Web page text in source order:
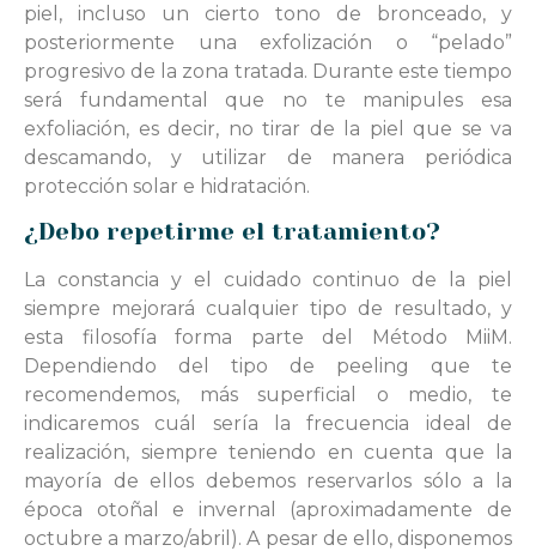
piel, incluso un cierto tono de bronceado, y
posteriormente una exfolización o “pelado”
progresivo de la zona tratada. Durante este tiempo
será fundamental que no te manipules esa
exfoliación, es decir, no tirar de la piel que se va
descamando, y utilizar de manera periódica
protección solar e hidratación.
¿Debo repetirme el tratamiento?
La constancia y el cuidado continuo de la piel
siempre mejorará cualquier tipo de resultado, y
esta filosofía forma parte del Método MiiM.
Dependiendo del tipo de peeling que te
recomendemos, más superficial o medio, te
indicaremos cuál sería la frecuencia ideal de
realización, siempre teniendo en cuenta que la
mayoría de ellos debemos reservarlos sólo a la
época otoñal e invernal (aproximadamente de
octubre a marzo/abril). A pesar de ello, disponemos